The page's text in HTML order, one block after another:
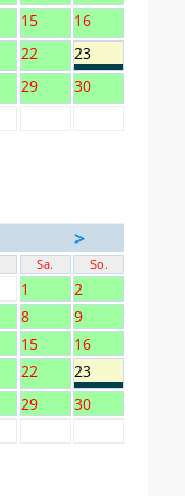
15
16
22
23
29
30
>
Sa. So.
1
2
8
9
15
16
22
23
29
30